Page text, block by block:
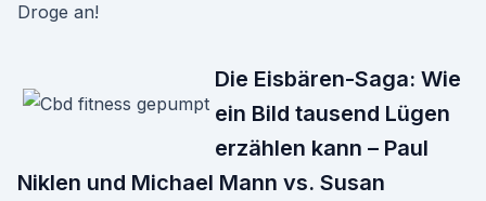
Droge an!
Die Eisbären-Saga: Wie
ein Bild tausend Lügen
erzählen kann – Paul
Niklen und Michael Mann vs. Susan